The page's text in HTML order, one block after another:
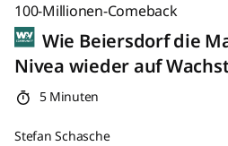
100-Millionen-Comeback
Wie Beiersdorf die
Nivea wieder auf
5 Minuten
Stefan Schasche